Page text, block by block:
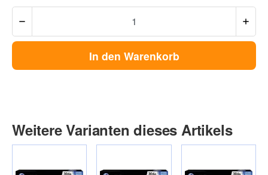
In den Warenkorb
Weitere Varianten dieses Artikels